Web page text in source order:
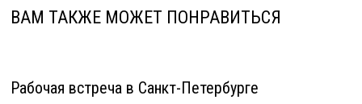
ВАМ ТАКЖЕ МОЖЕТ ПОНРАВИТЬСЯ
Рабочая встреча в Санкт-Петербурге